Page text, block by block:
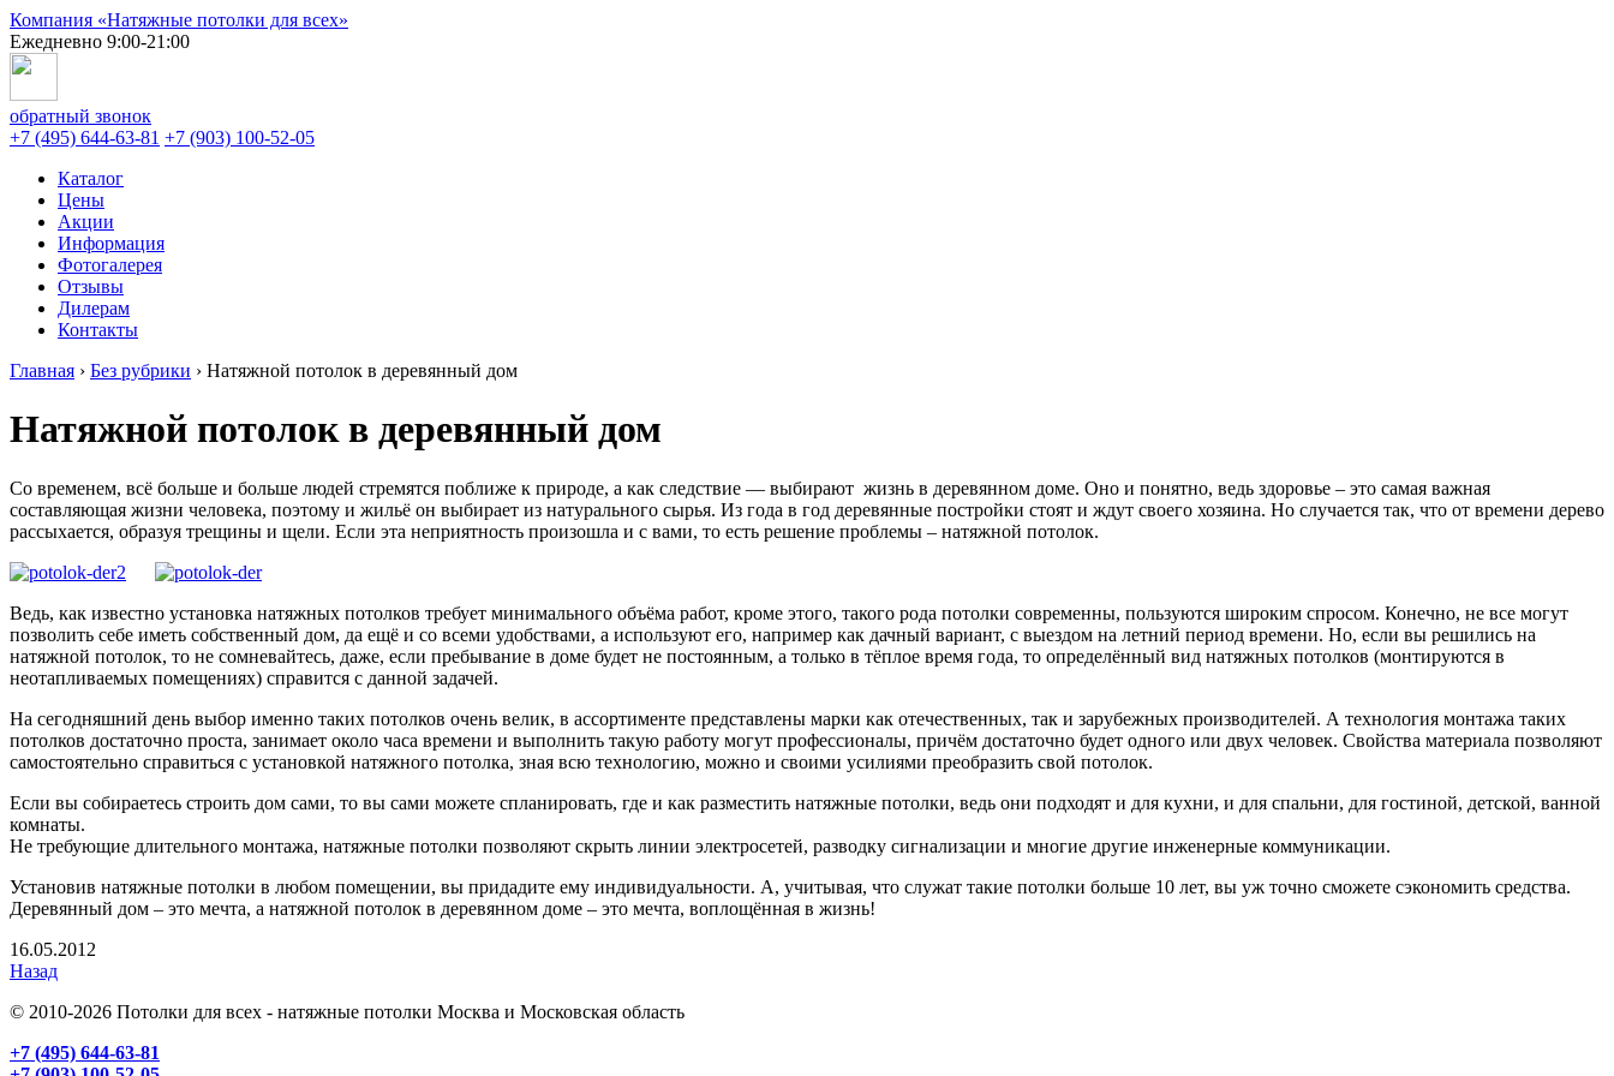
Компания «Натяжные потолки для всех»
Ежедневно 9:00-21:00
обратный звонок
+7 (495) 644-63-81 +7 (903) 100-52-05
Каталог
Цены
Акции
Информация
Фотогалерея
Отзывы
Дилерам
Контакты
Главная › Без рубрики › Натяжной потолок в деревянный дом
Натяжной потолок в деревянный дом
Со временем, всё больше и больше людей стремятся поближе к природе, а как следствие — выбирают жизнь в деревянном доме. Оно и понятно, ведь здоровье – это самая важная
составляющая жизни человека, поэтому и жильё он выбирает из натурального сырья. Из года в год деревянные постройки стоят и ждут своего хозяина. Но случается так, что от времени дерево
рассыхается, образуя трещины и щели. Если эта неприятность произошла и с вами, то есть решение проблемы – натяжной потолок.
Ведь, как известно установка натяжных потолков требует минимального объёма работ, кроме этого, такого рода потолки современны, пользуются широким спросом. Конечно, не все могут
позволить себе иметь собственный дом, да ещё и со всеми удобствами, а используют его, например как дачный вариант, с выездом на летний период времени. Но, если вы решились на
натяжной потолок, то не сомневайтесь, даже, если пребывание в доме будет не постоянным, а только в тёплое время года, то определённый вид натяжных потолков (монтируются в
неотапливаемых помещениях) справится с данной задачей.
На сегодняшний день выбор именно таких потолков очень велик, в ассортименте представлены марки как отечественных, так и зарубежных производителей. А технология монтажа таких
потолков достаточно проста, занимает около часа времени и выполнить такую работу могут профессионалы, причём достаточно будет одного или двух человек. Свойства материала позволяют
самостоятельно справиться с установкой натяжного потолка, зная всю технологию, можно и своими усилиями преобразить свой потолок.
Если вы собираетесь строить дом сами, то вы сами можете спланировать, где и как разместить натяжные потолки, ведь они подходят и для кухни, и для спальни, для гостиной, детской, ванной
комнаты.
Не требующие длительного монтажа, натяжные потолки позволяют скрыть линии электросетей, разводку сигнализации и многие другие инженерные коммуникации.
Установив натяжные потолки в любом помещении, вы придадите ему индивидуальности. А, учитывая, что служат такие потолки больше 10 лет, вы уж точно сможете сэкономить средства.
Деревянный дом – это мечта, а натяжной потолок в деревянном доме – это мечта, воплощённая в жизнь!
16.05.2012
Назад
© 2010-2026 Потолки для всех - натяжные потолки Москва и Московская область
+7 (495) 644-63-81